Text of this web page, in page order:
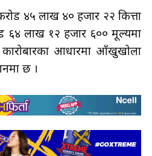
४५ लाख ४० हजार २२ कित्ता
६४ लाख १२ हजार ६०० मूल्यमा
आधारमा आँखुखोला
छ ।